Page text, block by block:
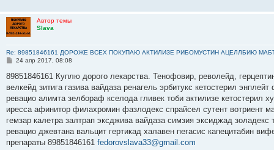
Автор темы
Slava
Re: 89851846161 ДОРОЖЕ ВСЕХ ПОКУПАЮ АКТИЛИЗЕ РИБОМУСТИН АЦЕЛЛБИЮ
С
о
щ
е
и
е
24 апр 2017, 08:08
89851846161 Куплю дорого лекарства. Тенофовир, револейд,
велкейд зитига газива вайдаза ренагель эрбитукс кетостерил
ревацио алимта зелбораф кселода гливек тоби актилизе кетостерил
иресса афинитор филахромин фазлодекс спрайсел сутент вотриент
гемзар калетра залтрап эксджива вайдаза симзия эксиджад
ревацио джевтана вальцит гертикад халавен пегасис капецитабин
препараты 89851846161 fedorovslava33@gmail.com